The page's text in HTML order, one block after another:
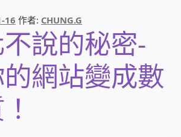
社
16 作者: CHUNG.G
說的秘密-
網站變成數